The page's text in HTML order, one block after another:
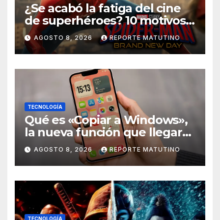
¿Se acabó la fatiga del cine
de superhéroes? 10 motivos
por los que ‘Spider-Man:
Brand New Day» desmiente
esa teoría
AGOSTO 8, 2026 REPORTE MATUTINO
TECNOLOGÍA
Qué es «Copiar a Windows»,
la nueva función que llegará
al iPhone solo para Europa
AGOSTO 8, 2026 REPORTE MATUTINO
TECNOLOGÍA